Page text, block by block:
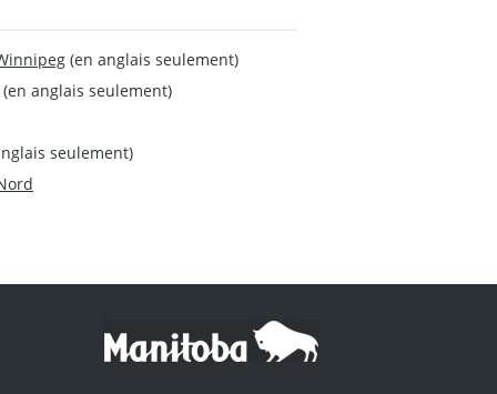
(en anglais seulement)
(en anglais seulement)
seulement)